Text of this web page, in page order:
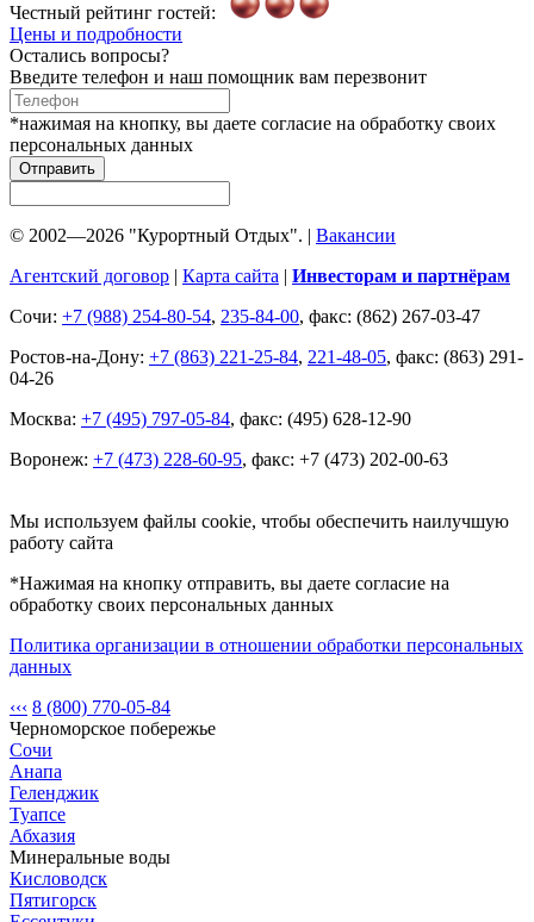
Честный рейтинг гостей:
Цены и подробности
Остались вопросы?
Введите телефон и наш помощник вам перезвонит
*нажимая на кнопку, вы даете согласие на обработку своих
персональных данных
Отправить
© 2002—2026 "Курортный Отдых". | Вакансии
Агентский договор | Карта сайта | Инвесторам и партнёрам
Сочи: +7 (988) 254-80-54, 235-84-00, факс: (862) 267-03-47
Ростов-на-Дону: +7 (863) 221-25-84, 221-48-05, факс: (863) 291-
04-26
Москва: +7 (495) 797-05-84, факс: (495) 628-12-90
Воронеж: +7 (473) 228-60-95, факс: +7 (473) 202-00-63
Мы используем файлы cookie, чтобы обеспечить наилучшую
работу сайта
*Нажимая на кнопку отправить, вы даете согласие на
обработку своих персональных данных
Политика организации в отношении обработки персональных
данных
‹‹‹ 8 (800) 770-05-84
Черноморское побережье
Сочи
Анапа
Геленджик
Туапсе
Абхазия
Минеральные воды
Кисловодск
Пятигорск